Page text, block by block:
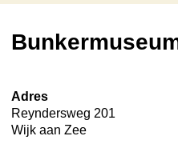
Adres
Reyndersweg 201
Wijk aan Zee